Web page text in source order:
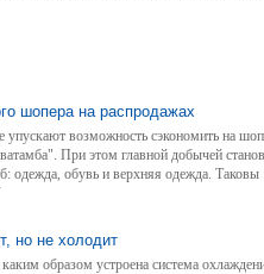
шопера на распродажах
упускают возможность сэкономить на
При этом главной добычей
одежда, обувь и верхняя одежда. Таковы
привычки горожан.
но не холодит
образом устроена система